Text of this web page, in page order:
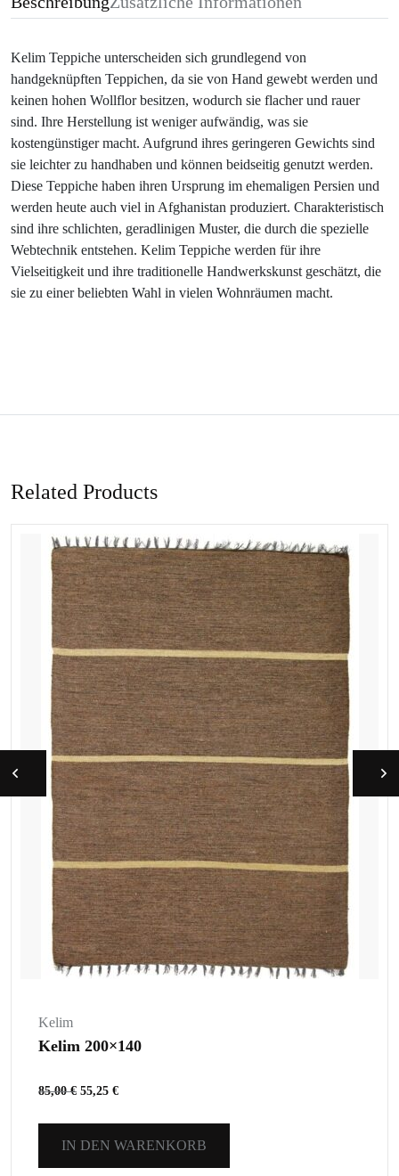
Kelim Teppiche unterscheiden sich grundlegend von
handgeknüpften Teppichen, da sie von Hand gewebt werden und
keinen hohen Wollflor besitzen, wodurch sie flacher und rauer
sind. Ihre Herstellung ist weniger aufwändig, was sie
kostengünstiger macht. Aufgrund ihres geringeren Gewichts sind
sie leichter zu handhaben und können beidseitig genutzt werden.
Diese Teppiche haben ihren Ursprung im ehemaligen Persien und
werden heute auch viel in Afghanistan produziert. Charakteristisch
sind ihre schlichten, geradlinigen Muster, die durch die spezielle
Webtechnik entstehen. Kelim Teppiche werden für ihre
Vielseitigkeit und ihre traditionelle Handwerkskunst geschätzt, die
sie zu einer beliebten Wahl in vielen Wohnräumen macht.
Related Products
Kelim
Kelim 200×140
85,00€ 55,25 €
IN DEN WARENKORB